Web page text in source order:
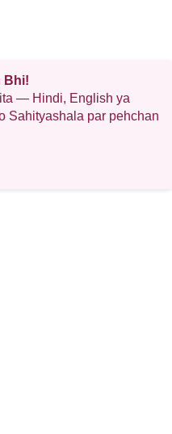
Bhi!
— Hindi, English ya
Sahityashala par pehchan